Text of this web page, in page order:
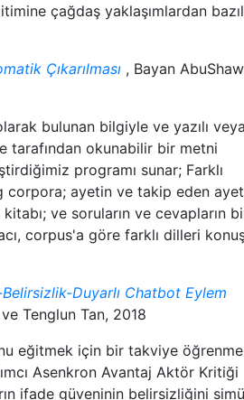
çağdaş yaklaşımlardan
Çıkarılması , Bayan
bulunan bilgiyle ve yazılı veya
tarafından okunabilir bir metni
programı sunar; Farklı
corpora; ayetin ve takip eden
ve soruların ve cevapların
corpus'a göre farklı dilleri
Duyarlı Chatbot Eylem
Tenglun Tan, 2018
eğitmek için bir takviye öğrenme
Asenkron Avantaj Aktör Kritiği
ifade güveninin belirsizliğini